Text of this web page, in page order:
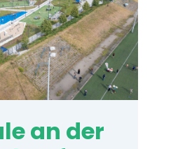
an der